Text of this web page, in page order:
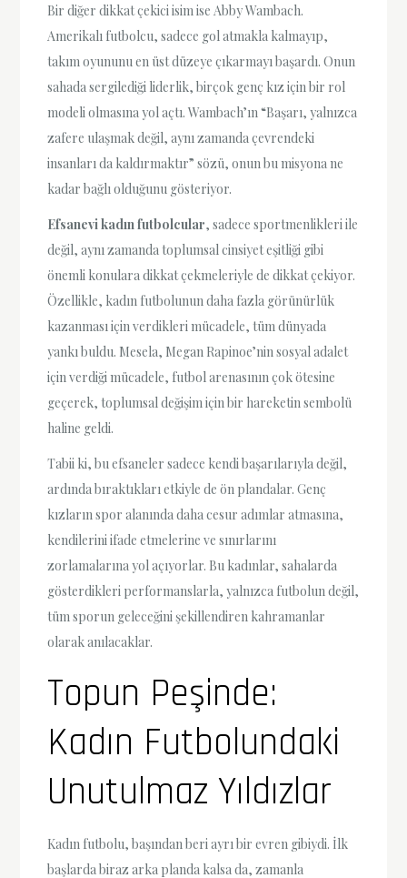
Bir diğer dikkat çekici isim ise Abby Wambach.
Amerikalı futbolcu, sadece gol atmakla kalmayıp,
takım oyununu en üst düzeye çıkarmayı başardı. Onun
sahada sergilediği liderlik, birçok genç kız için bir rol
modeli olmasına yol açtı. Wambach’ın “Başarı, yalnızca
zafere ulaşmak değil, aynı zamanda çevrendeki
insanları da kaldırmaktır” sözü, onun bu misyona ne
kadar bağlı olduğunu gösteriyor.
Efsanevi kadın futbolcular, sadece sportmenlikleri ile
değil, aynı zamanda toplumsal cinsiyet eşitliği gibi
önemli konulara dikkat çekmeleriyle de dikkat çekiyor.
Özellikle, kadın futbolunun daha fazla görünürlük
kazanması için verdikleri mücadele, tüm dünyada
yankı buldu. Mesela, Megan Rapinoe’nin sosyal adalet
için verdiği mücadele, futbol arenasının çok ötesine
geçerek, toplumsal değişim için bir hareketin sembolü
haline geldi.
Tabii ki, bu efsaneler sadece kendi başarılarıyla değil,
ardında bıraktıkları etkiyle de ön plandalar. Genç
kızların spor alanında daha cesur adımlar atmasına,
kendilerini ifade etmelerine ve sınırlarını
zorlamalarına yol açıyorlar. Bu kadınlar, sahalarda
gösterdikleri performanslarla, yalnızca futbolun değil,
tüm sporun geleceğini şekillendiren kahramanlar
olarak anılacaklar.
Topun Peşinde:
Kadın Futbolundaki
Unutulmaz Yıldızlar
Kadın futbolu, başından beri ayrı bir evren gibiydi. İlk
başlarda biraz arka planda kalsa da, zamanla